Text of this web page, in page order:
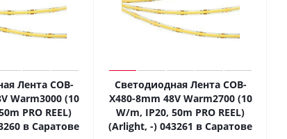
Лента COB-
Warm3000 (10
PRO REEL)
в Саратове
Светодиодная Лента COB-
X480-8mm 48V Warm2700 (10
W/m, IP20, 50m PRO REEL)
(Arlight, -) 043261 в Саратове